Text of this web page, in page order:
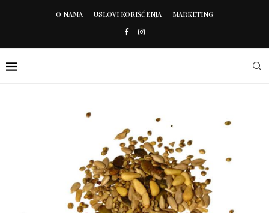
O NAMA USLOVI KORIŠĆENJA MARKETING